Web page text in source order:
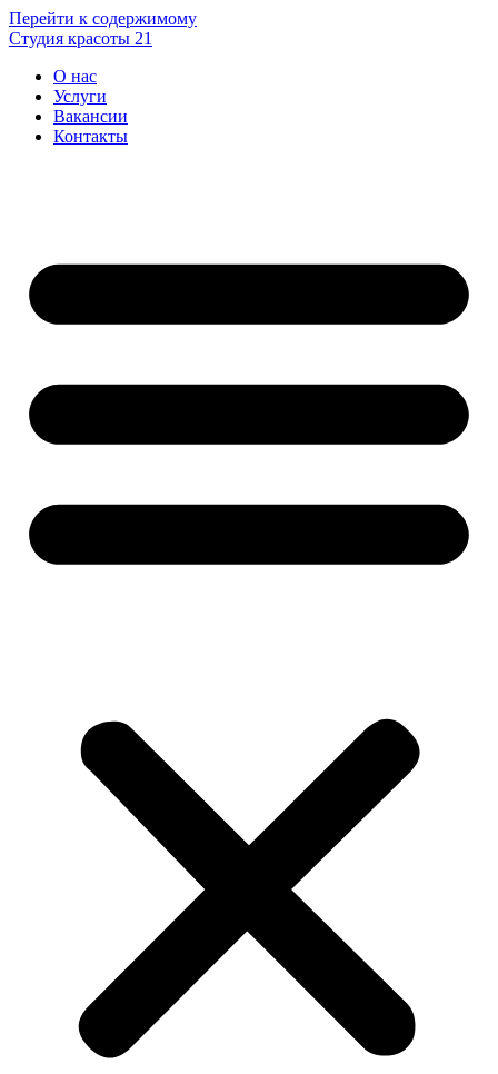
Перейти к содержимому
Студия красоты 21
О нас
Услуги
Вакансии
Контакты